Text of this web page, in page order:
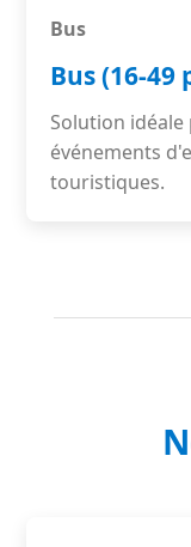
Bus
Bus (16-49
Solution
événements
touristiques.